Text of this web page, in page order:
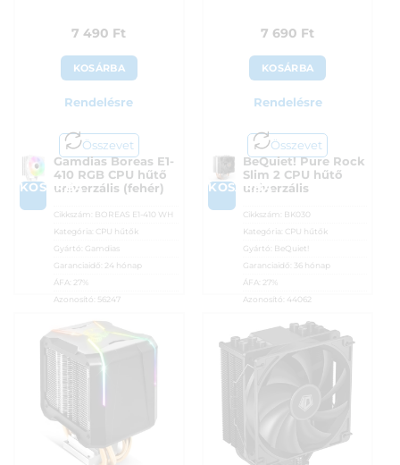
7 490 Ft
KOSÁRBA
Rendelésre
Összevet
KOSÁRBA
Gamdias Boreas E1-
410 RGB CPU hűtő
univerzális (fehér)
Cikkszám: BOREAS E1-410 WH
Kategória: CPU hűtők
Gyártó: Gamdias
Garanciaidő: 24 hónap
ÁFA: 27%
Azonosító: 56247
7 490Ft
7 690 Ft
KOSÁRBA
Rendelésre
Összevet
KOSÁRBA
BeQuiet! Pure Rock
Slim 2 CPU hűtő
univerzális
Cikkszám: BK030
Kategória: CPU hűtők
Gyártó: BeQuiet!
Garanciaidő: 36 hónap
ÁFA: 27%
Azonosító: 44062
7 690Ft